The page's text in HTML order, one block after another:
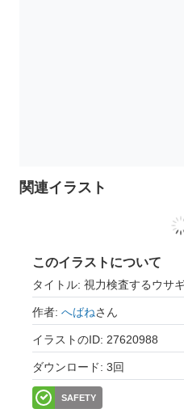
関連イラスト
このイラストについて
タイトル: 視力検査するウサ
作者: へばねさん
イラストのID: 27620988
ダウンロード: 3回
SAFETY